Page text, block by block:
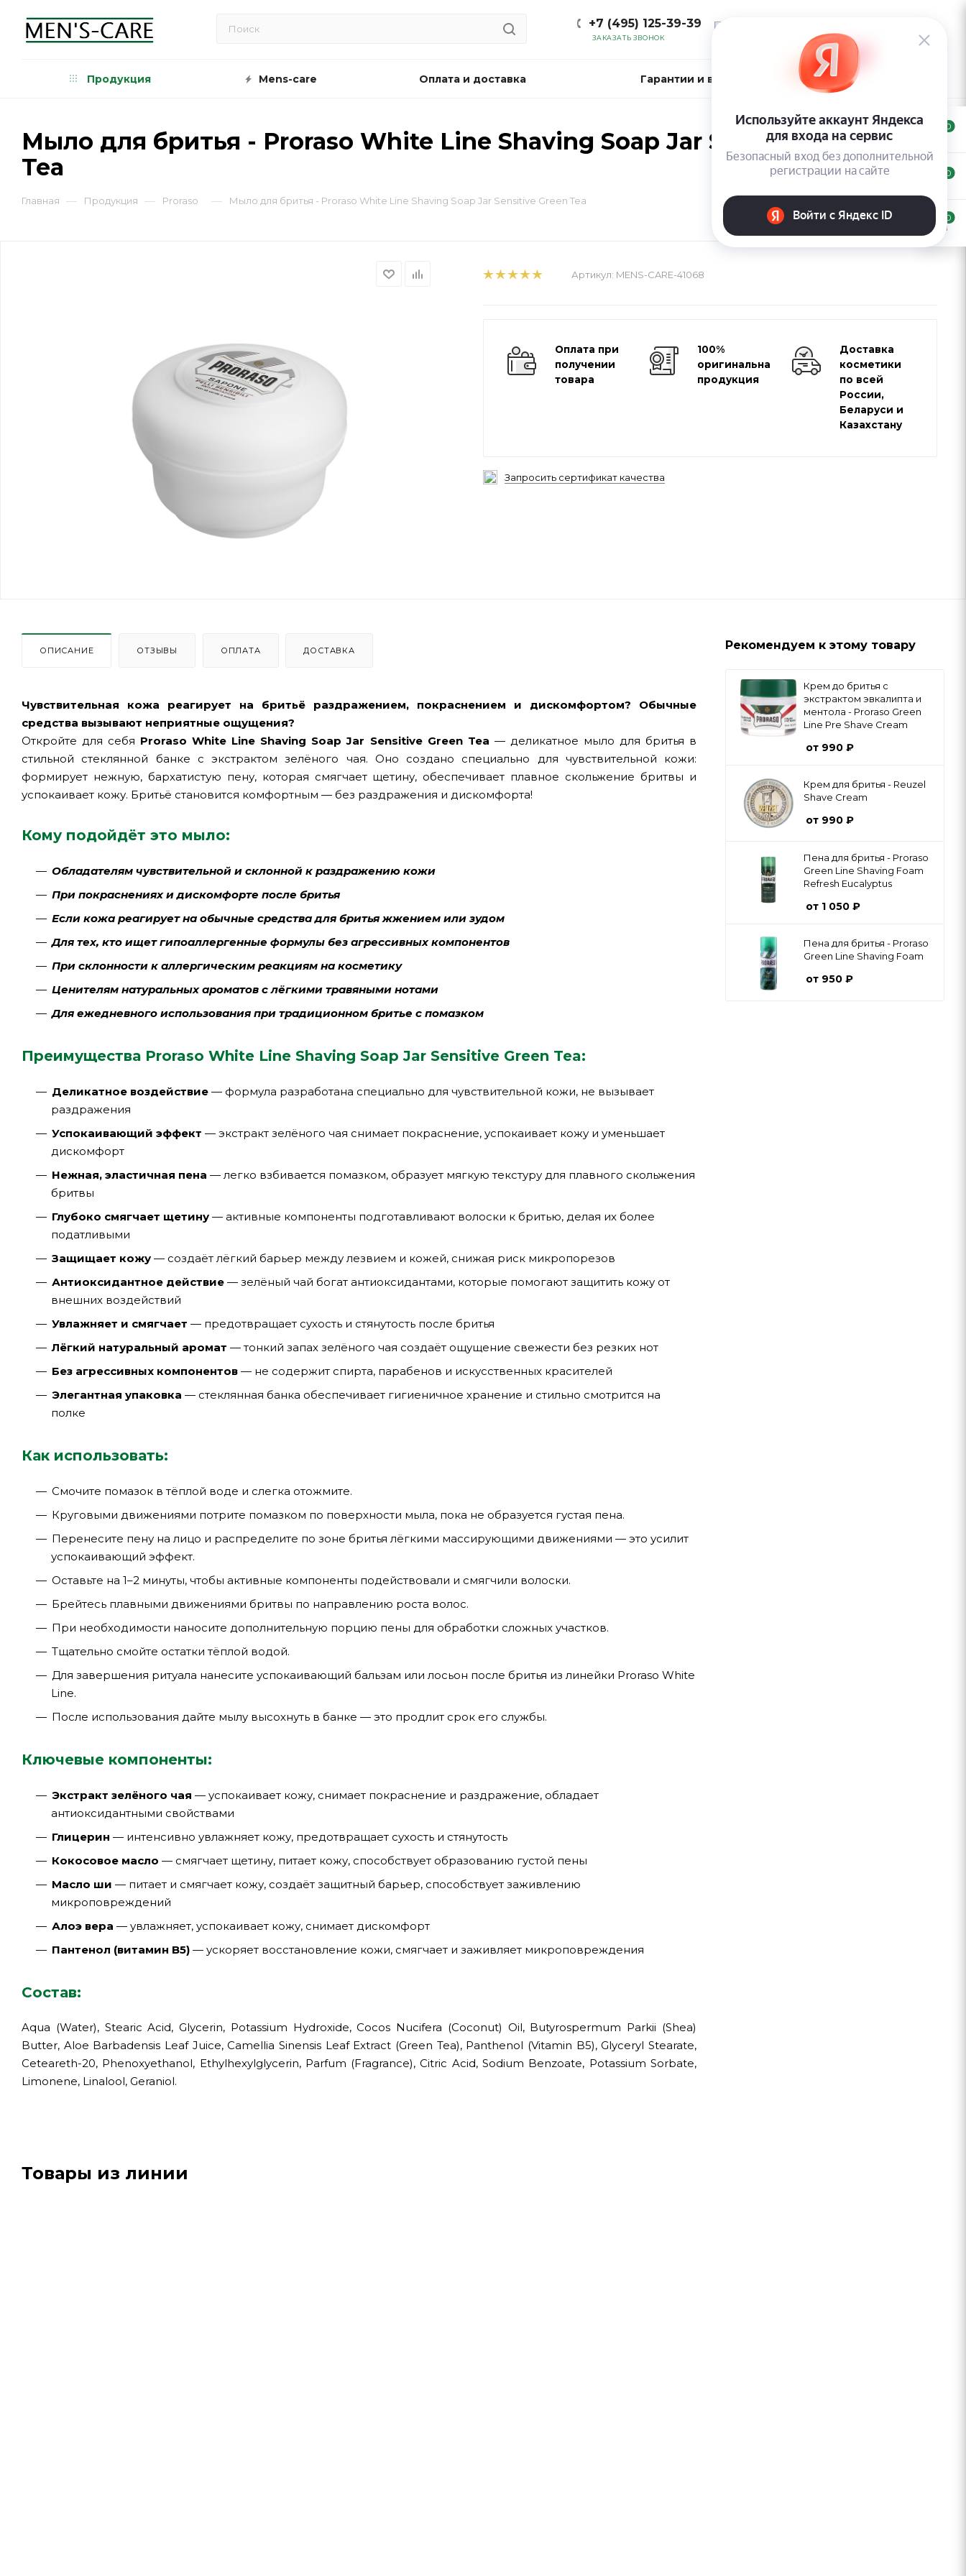
+7 (495) 125-39-39
ЗАКАЗАТЬ ЗВОНОК
Продукция Mens-care Оплата и доставка Гарантии и возврат Контакты
Мыло для бритья - Proraso White Line Shaving Soap Jar Sensitive Green
Tea
Главная — Продукция — Proraso — Мыло для бритья - Proraso White Line Shaving Soap Jar Sensitive Green Tea
Артикул: MENS-CARE-41068
Оплата при
получении
товара
100%
оригинальная
продукция
Доставка
косметики
по всей
России,
Беларуси и
Казахстану
Запросить сертификат качества
ОПИСАНИЕ ОТЗЫВЫ ОПЛАТА ДОСТАВКА
Чувствительная кожа реагирует на бритьё раздражением, покраснением и дискомфортом? Обычные
средства вызывают неприятные ощущения?
Откройте для себя Proraso White Line Shaving Soap Jar Sensitive Green Tea — деликатное мыло для бритья в
стильной стеклянной банке с экстрактом зелёного чая. Оно создано специально для чувствительной кожи:
формирует нежную, бархатистую пену, которая смягчает щетину, обеспечивает плавное скольжение бритвы и
успокаивает кожу. Бритьё становится комфортным — без раздражения и дискомфорта!
Кому подойдёт это мыло:
Обладателям чувствительной и склонной к раздражению кожи
При покраснениях и дискомфорте после бритья
Если кожа реагирует на обычные средства для бритья жжением или зудом
Для тех, кто ищет гипоаллергенные формулы без агрессивных компонентов
При склонности к аллергическим реакциям на косметику
Ценителям натуральных ароматов с лёгкими травяными нотами
Для ежедневного использования при традиционном бритье с помазком
Преимущества Proraso White Line Shaving Soap Jar Sensitive Green Tea:
Деликатное воздействие — формула разработана специально для чувствительной кожи, не вызывает
раздражения
Успокаивающий эффект — экстракт зелёного чая снимает покраснение, успокаивает кожу и уменьшает
дискомфорт
Нежная, эластичная пена — легко взбивается помазком, образует мягкую текстуру для плавного скольжения
бритвы
Глубоко смягчает щетину — активные компоненты подготавливают волоски к бритью, делая их более
податливыми
Защищает кожу — создаёт лёгкий барьер между лезвием и кожей, снижая риск микропорезов
Антиоксидантное действие — зелёный чай богат антиоксидантами, которые помогают защитить кожу от
внешних воздействий
Увлажняет и смягчает — предотвращает сухость и стянутость после бритья
Лёгкий натуральный аромат — тонкий запах зелёного чая создаёт ощущение свежести без резких нот
Без агрессивных компонентов — не содержит спирта, парабенов и искусственных красителей
Элегантная упаковка — стеклянная банка обеспечивает гигиеничное хранение и стильно смотрится на
полке
Как использовать:
Смочите помазок в тёплой воде и слегка отожмите.
Круговыми движениями потрите помазком по поверхности мыла, пока не образуется густая пена.
Перенесите пену на лицо и распределите по зоне бритья лёгкими массирующими движениями — это усилит
успокаивающий эффект.
Оставьте на 1–2 минуты, чтобы активные компоненты подействовали и смягчили волоски.
Брейтесь плавными движениями бритвы по направлению роста волос.
При необходимости наносите дополнительную порцию пены для обработки сложных участков.
Тщательно смойте остатки тёплой водой.
Для завершения ритуала нанесите успокаивающий бальзам или лосьон после бритья из линейки Proraso White
Line.
После использования дайте мылу высохнуть в банке — это продлит срок его службы.
Ключевые компоненты:
Экстракт зелёного чая — успокаивает кожу, снимает покраснение и раздражение, обладает
антиоксидантными свойствами
Глицерин — интенсивно увлажняет кожу, предотвращает сухость и стянутость
Кокосовое масло — смягчает щетину, питает кожу, способствует образованию густой пены
Масло ши — питает и смягчает кожу, создаёт защитный барьер, способствует заживлению
микроповреждений
Алоэ вера — увлажняет, успокаивает кожу, снимает дискомфорт
Пантенол (витамин B5) — ускоряет восстановление кожи, смягчает и заживляет микроповреждения
Состав:
Aqua (Water), Stearic Acid, Glycerin, Potassium Hydroxide, Cocos Nucifera (Coconut) Oil, Butyrospermum Parkii (Shea)
Butter, Aloe Barbadensis Leaf Juice, Camellia Sinensis Leaf Extract (Green Tea), Panthenol (Vitamin B5), Glyceryl Stearate,
Ceteareth-20, Phenoxyethanol, Ethylhexylglycerin, Parfum (Fragrance), Citric Acid, Sodium Benzoate, Potassium Sorbate,
Limonene, Linalool, Geraniol.
Рекомендуем к этому товару
Крем до бритья с
экстрактом эвкалипта и
ментола - Proraso Green
Line Pre Shave Cream
от 990 ₽
Крем для бритья - Reuzel
Shave Cream
от 990 ₽
Пена для бритья - Proraso
Green Line Shaving Foam
Refresh Eucalyptus
от 1 050 ₽
Пена для бритья - Proraso
Green Line Shaving Foam
от 950 ₽
Товары из линии
0
0
0